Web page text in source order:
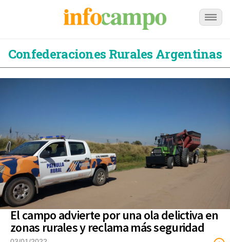
Confederaciones Rurales Argentinas
El campo advierte por una ola delictiva en
zonas rurales y reclama más seguridad